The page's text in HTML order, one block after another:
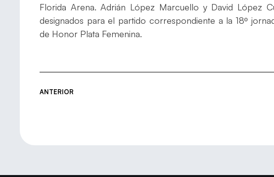
Florida Arena. Adrián López Marcuello y David López
designados para el partido correspondiente a la 18º
de Honor Plata Femenina.
ANTERIOR